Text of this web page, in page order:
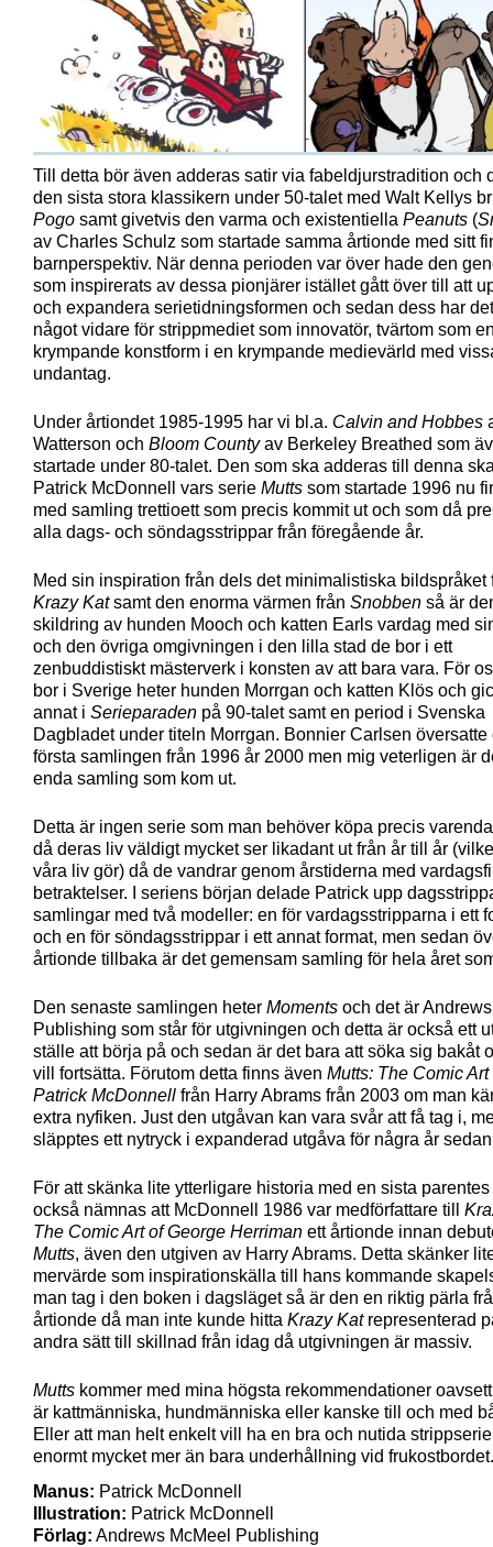
Till detta bör även adderas satir via fabeldjurstradition och
den sista stora klassikern under 50-talet med Walt Kellys
Pogo samt givetvis den varma och existentiella Peanuts (
av Charles Schulz som startade samma årtionde med sitt
barnperspektiv. När denna perioden var över hade den
som inspirerats av dessa pionjärer istället gått över till att
och expandera serietidningsformen och sedan dess har
något vidare för strippmediet som innovatör, tvärtom som
krympande konstform i en krympande medievärld med
undantag.
Under årtiondet 1985-1995 har vi bl.a. Calvin and Hobbes
Watterson och Bloom Countyav Berkeley Breathed som
startade under 80-talet. Den som ska adderas till denna
Patrick McDonnell vars serie Mutts som startade 1996 nu
med samling trettioett som precis kommit ut och som då
alla dags- och söndagsstrippar från föregående år.
Med sin inspiration från dels det minimalistiska bildspråket
Krazy Katsamt den enorma värmen från Snobben så är
skildring av hunden Mooch och katten Earls vardag med
och den övriga omgivningen i den lilla stad de bor i ett
zenbuddistiskt mästerverk i konsten av att bara vara. För
bor i Sverige heter hunden Morrgan och katten Klös och
annat i Serieparaden på 90-talet samt en period i Svenska
Dagbladet under titeln Morrgan. Bonnier Carlsen översatte
första samlingen från 1996 år 2000 men mig veterligen är
enda samling som kom ut.
Detta är ingen serie som man behöver köpa precis
då deras liv väldigt mycket ser likadant ut från år till år
våra liv gör) då de vandrar genom årstiderna med
betraktelser. I seriens början delade Patrick upp
samlingar med två modeller: en för vardagsstripparna i ett
och en för söndagsstrippar i ett annat format, men sedan
årtionde tillbaka är det gemensam samling för hela året
Den senaste samlingen heter Moments och det är
Publishing som står för utgivningen och detta är också ett
ställe att börja på och sedan är det bara att söka sig bakåt
vill fortsätta. Förutom detta finns även Mutts: The Comic Art
Patrick McDonnell från Harry Abrams från 2003 om man
extra nyfiken. Just den utgåvan kan vara svår att få tag i,
släpptes ett nytryck i expanderad utgåva för några år
För att skänka lite ytterligare historia med en sista
också nämnas att McDonnell 1986 var medförfattare till
The Comic Art of George Herriman ett årtionde innan
Mutts, även den utgiven av Harry Abrams. Detta skänker
mervärde som inspirationskälla till hans kommande
man tag i den boken i dagsläget så är den en riktig pärla
årtionde då man inte kunde hitta Krazy Katrepresenterad
andra sätt till skillnad från idag då utgivningen är massiv.
Mutts kommer med mina högsta rekommendationer
är kattmänniska, hundmänniska eller kanske till och med
Eller att man helt enkelt vill ha en bra och nutida
enormt mycket mer än bara underhållning vid frukostbordet.
Manus: Patrick McDonnell
Illustration: Patrick McDonnell
Förlag: Andrews McMeel Publishing